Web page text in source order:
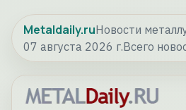
Metaldaily.ruНовости
07 августа 2026 г.Всего